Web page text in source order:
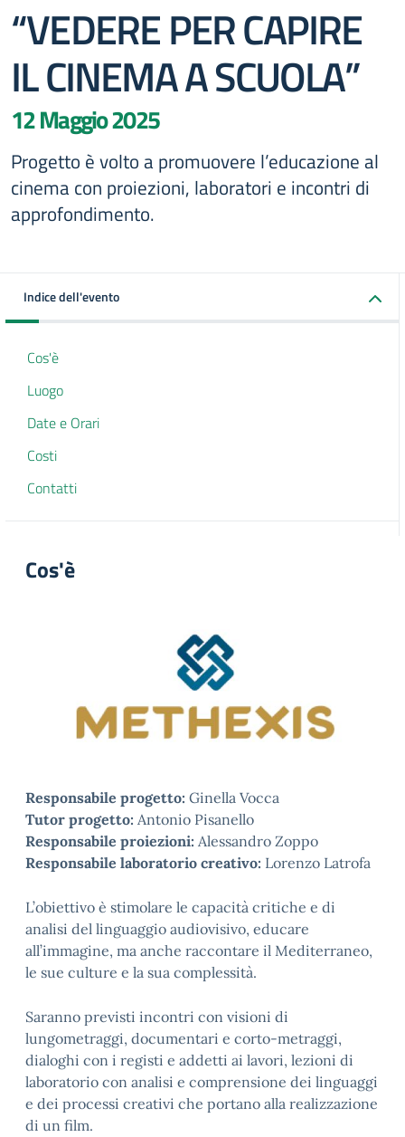
“VEDERE PER CAPIRE
IL CINEMA A SCUOLA”
12 Maggio 2025
Progetto è volto a promuovere l’educazione al
cinema con proiezioni, laboratori e incontri di
approfondimento.
Indice dell'evento
Cos'è
Luogo
Date e Orari
Costi
Contatti
Cos'è
Responsabile progetto: Ginella Vocca
Tutor progetto: Antonio Pisanello
Responsabile proiezioni: Alessandro Zoppo
Responsabile laboratorio creativo: Lorenzo Latrofa
L’obiettivo è stimolare le capacità critiche e di
analisi del linguaggio audiovisivo, educare
all’immagine, ma anche raccontare il Mediterraneo,
le sue culture e la sua complessità.
Saranno previsti incontri con visioni di
lungometraggi, documentari e corto-metraggi,
dialoghi con i registi e addetti ai lavori, lezioni di
laboratorio con analisi e comprensione dei linguaggi
e dei processi creativi che portano alla realizzazione
di un film.